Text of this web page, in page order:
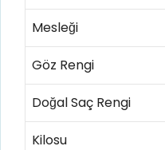
Mesleği
Göz Rengi
Doğal Saç Rengi
Kilosu